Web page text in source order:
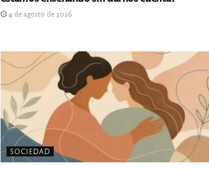
4 de agosto de 2026
SOCIEDAD